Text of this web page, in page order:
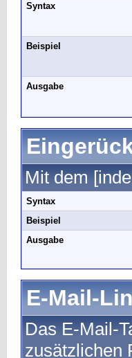
Syntax
Beispiel
Ausgabe
Mit dem
Syntax
Beispiel
Ausgabe
E-Mail-
Das E-Mail-
zusätzlichen